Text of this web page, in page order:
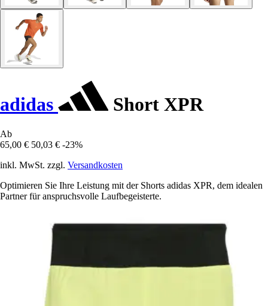
adidas Short XPR
Ab
65,00 € 50,03 € -23%
inkl. MwSt. zzgl. Versandkosten
Optimieren Sie Ihre Leistung mit der Shorts adidas XPR, dem idealen
Partner für anspruchsvolle Laufbegeisterte.